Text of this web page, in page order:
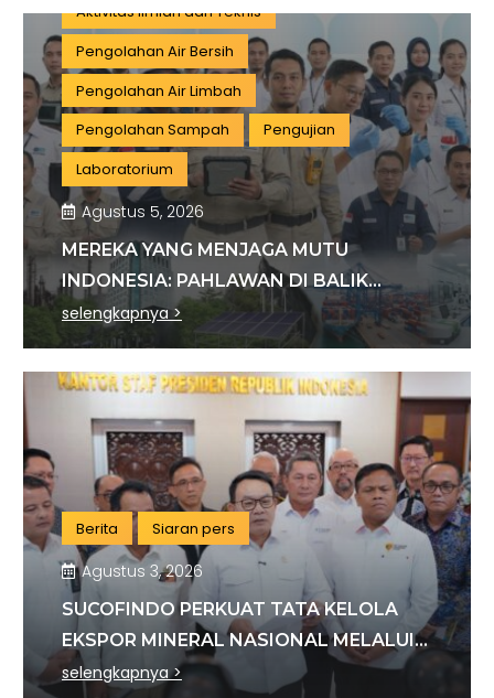
Aktivitas Ilmiah dan Teknis
Pengolahan Air Bersih
Pengolahan Air Limbah
Pengolahan Sampah
Pengujian
Laboratorium
Agustus 5, 2026
MEREKA YANG MENJAGA MUTU
INDONESIA: PAHLAWAN DI BALIK
SETIAP STANDAR INDUSTRI
selengkapnya >
Berita Siaran pers
Agustus 3, 2026
SUCOFINDO PERKUAT TATA KELOLA
EKSPOR MINERAL NASIONAL MELALUI
SINERGI DENGAN KSP DAN DANANTARA
selengkapnya >